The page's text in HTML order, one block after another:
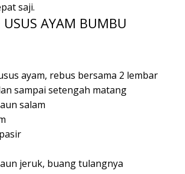
saji.
USUS AYAM BUMBU
ayam, rebus bersama 2 lembar
sampai setengah matang
salam
jeruk, buang tulangnya